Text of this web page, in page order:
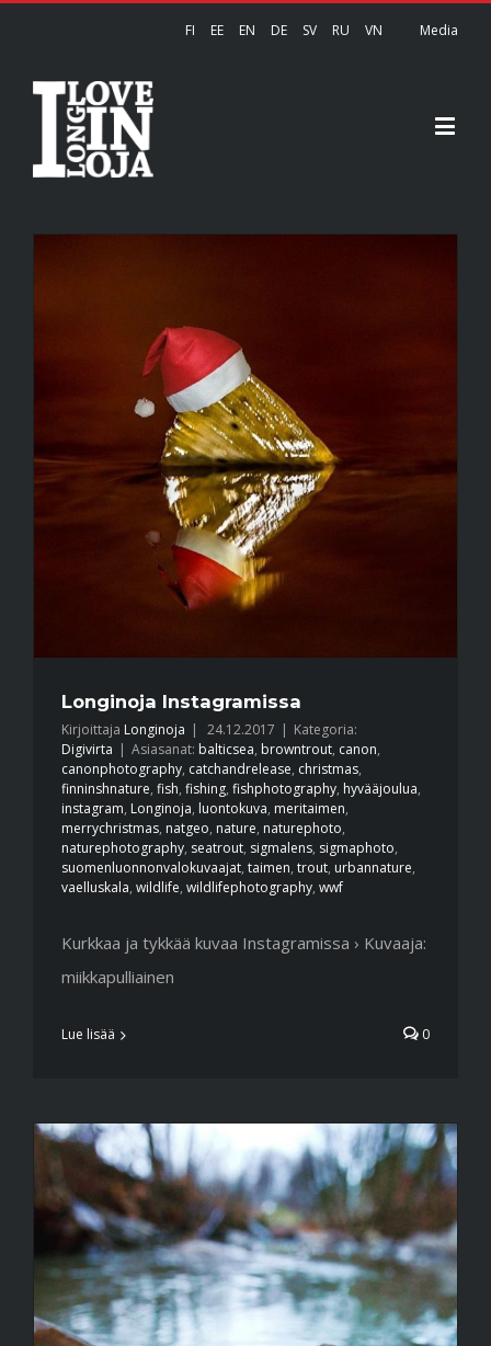
FI EE EN DE SV RU VN Media
Longinoja Instagramissa
Kirjoittaja Longinoja 24.12.2017
Kategoria:
Digivirta
Asiasanat: balticsea, browntrout, canon,
canonphotography, catchandrelease, christmas,
finninshnature, fish, fishing, fishphotography, hyvääjoulua,
instagram, Longinoja, luontokuva, meritaimen,
merrychristmas, natgeo, nature, naturephoto,
naturephotography, seatrout, sigmalens, sigmaphoto,
suomenluonnonvalokuvaajat, taimen, trout, urbannature,
vaelluskala, wildlife, wildlifephotography, wwf
Kurkkaa ja tykkää kuvaa Instagramissa › Kuvaaja:
miikkapulliainen
Lue lisää 0